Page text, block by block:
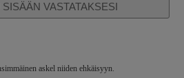
VASTATAKSESI
askel niiden ehkäisyyn.